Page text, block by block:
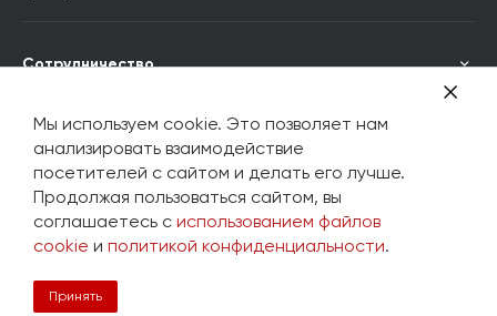
Сотрудничество
+7 (343) 382-01-35
ОБРАТНАЯ СВЯЗЬ
Мы используем cookie. Это позволяет нам
анализировать взаимодействие
посетителей с сайтом и делать его лучше.
Продолжая пользоваться сайтом, вы
соглашаетесь с использованием файлов
cookie и политикой конфиденциальности.
Принять